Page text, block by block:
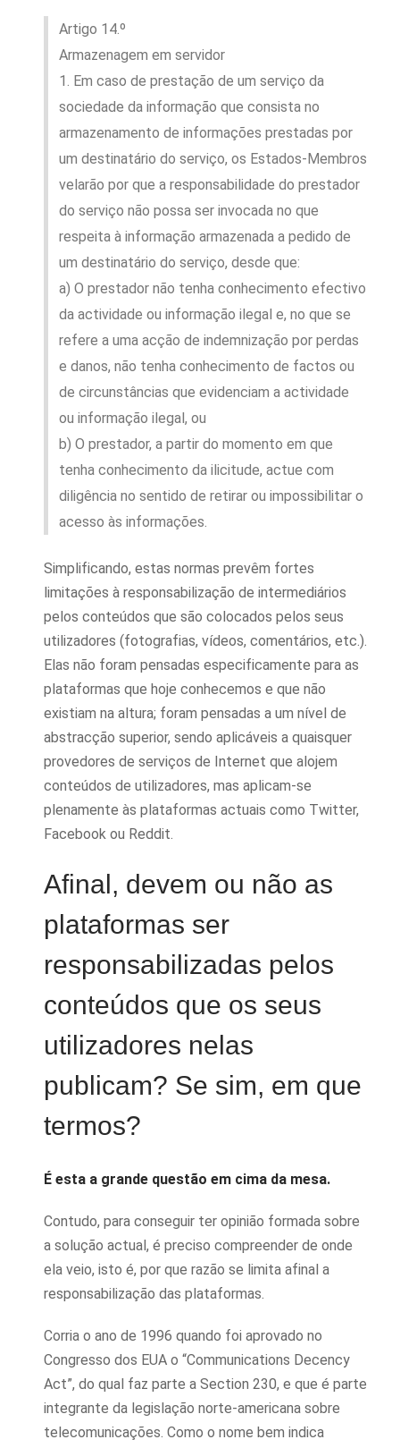
Artigo 14.º
Armazenagem em servidor
1. Em caso de prestação de um serviço da
sociedade da informação que consista no
armazenamento de informações prestadas por
um destinatário do serviço, os Estados-Membros
velarão por que a responsabilidade do prestador
do serviço não possa ser invocada no que
respeita à informação armazenada a pedido de
um destinatário do serviço, desde que:
a) O prestador não tenha conhecimento efectivo
da actividade ou informação ilegal e, no que se
refere a uma acção de indemnização por perdas
e danos, não tenha conhecimento de factos ou
de circunstâncias que evidenciam a actividade
ou informação ilegal, ou
b) O prestador, a partir do momento em que
tenha conhecimento da ilicitude, actue com
diligência no sentido de retirar ou impossibilitar o
acesso às informações.
Simplificando, estas normas prevêm fortes
limitações à responsabilização de intermediários
pelos conteúdos que são colocados pelos seus
utilizadores (fotografias, vídeos, comentários, etc.).
Elas não foram pensadas especificamente para as
plataformas que hoje conhecemos e que não
existiam na altura; foram pensadas a um nível de
abstracção superior, sendo aplicáveis a quaisquer
provedores de serviços de Internet que alojem
conteúdos de utilizadores, mas aplicam-se
plenamente às plataformas actuais como Twitter,
Facebook ou Reddit.
Afinal, devem ou não as
plataformas ser
responsabilizadas pelos
conteúdos que os seus
utilizadores nelas
publicam? Se sim, em que
termos?
É esta a grande questão em cima da mesa.
Contudo, para conseguir ter opinião formada sobre
a solução actual, é preciso compreender de onde
ela veio, isto é, por que razão se limita afinal a
responsabilização das plataformas.
Corria o ano de 1996 quando foi aprovado no
Congresso dos EUA o “Communications Decency
Act”, do qual faz parte a Section 230, e que é parte
integrante da legislação norte-americana sobre
telecomunicações. Como o nome bem indica